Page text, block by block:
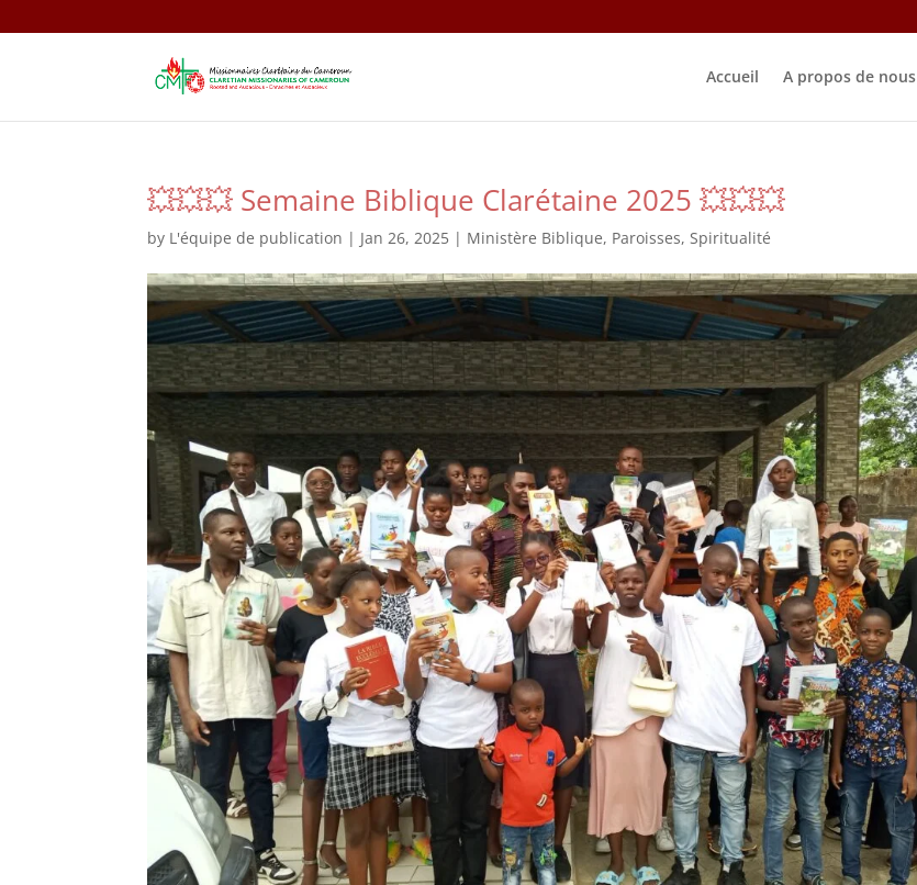
Accueil A propos de nous
💥💥💥 Semaine Biblique Clarétaine 2025 💥💥💥
by L'équipe de publication | Jan 26, 2025 | Ministère Biblique, Paroisses,Spiritualité